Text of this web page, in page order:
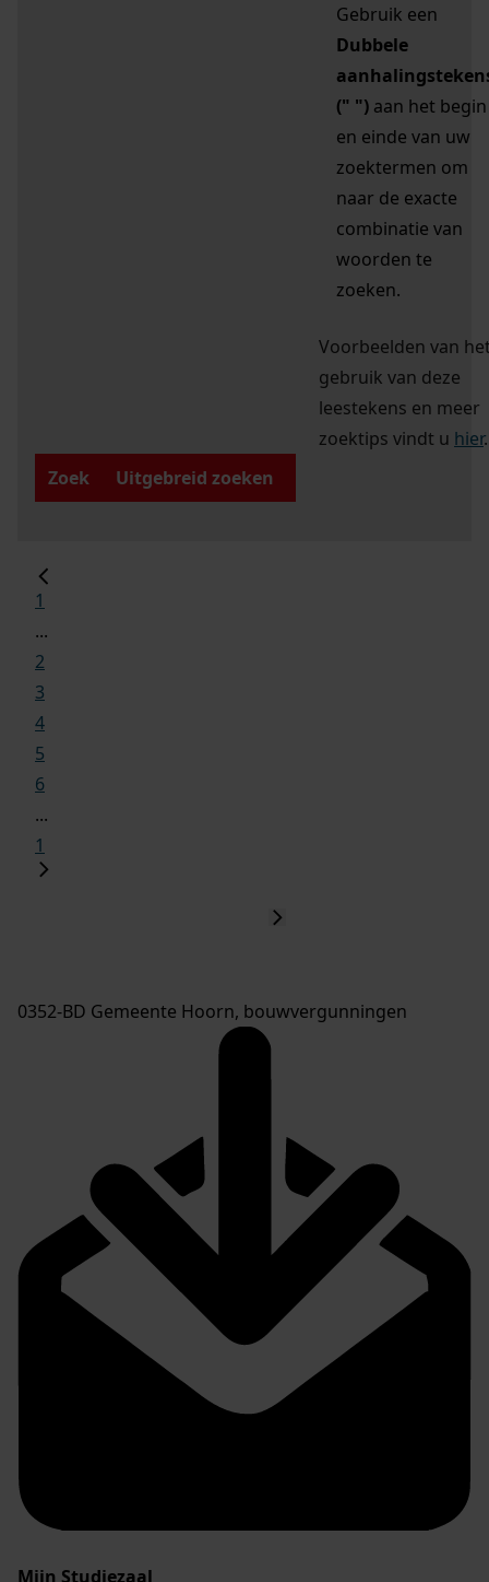
Gebruik een
Dubbele
(" ") aan het begin
en einde van uw
zoektermen om
naar de exacte
combinatie van
woorden te
zoeken.
Voorbeelden van
gebruik van deze
leestekens en meer
zoektips vindt u hier.
Zoek
Uitgebreid zoeken
1
...
2
3
4
5
6
...
1
0352-BD Gemeente Hoorn, bouwvergunningen
Mijn Studiezaal